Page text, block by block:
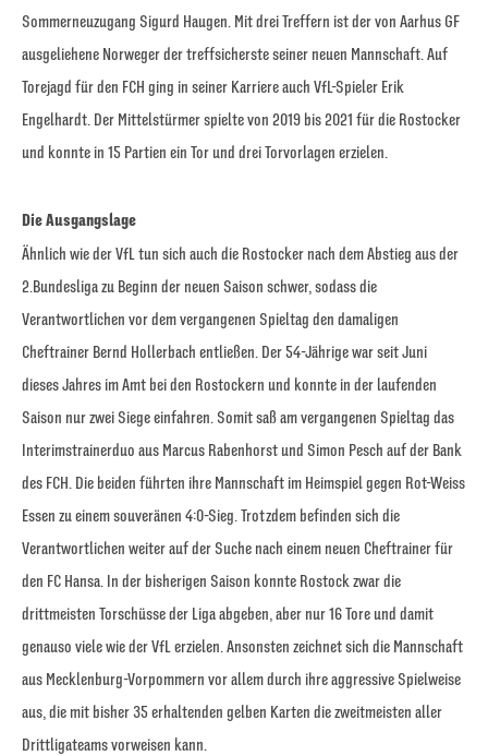
Sommerneuzugang Sigurd Haugen. Mit drei Treffern ist der von Aarhus GF
ausgeliehene Norweger der treffsicherste seiner neuen Mannschaft. Auf
Torejagd für den FCH ging in seiner Karriere auch VfL-Spieler Erik
Engelhardt. Der Mittelstürmer spielte von 2019 bis 2021 für die Rostocker
und konnte in 15 Partien ein Tor und drei Torvorlagen erzielen.
Die Ausgangslage
Ähnlich wie der VfL tun sich auch die Rostocker nach dem Abstieg aus der
2.Bundesliga zu Beginn der neuen Saison schwer, sodass die
Verantwortlichen vor dem vergangenen Spieltag den damaligen
Cheftrainer Bernd Hollerbach entließen. Der 54-Jährige war seit Juni
dieses Jahres im Amt bei den Rostockern und konnte in der laufenden
Saison nur zwei Siege einfahren. Somit saß am vergangenen Spieltag das
Interimstrainerduo aus Marcus Rabenhorst und Simon Pesch auf der Bank
des FCH. Die beiden führten ihre Mannschaft im Heimspiel gegen Rot-Weiss
Essen zu einem souveränen 4:0-Sieg. Trotzdem befinden sich die
Verantwortlichen weiter auf der Suche nach einem neuen Cheftrainer für
den FC Hansa. In der bisherigen Saison konnte Rostock zwar die
drittmeisten Torschüsse der Liga abgeben, aber nur 16 Tore und damit
genauso viele wie der VfL erzielen. Ansonsten zeichnet sich die Mannschaft
aus Mecklenburg-Vorpommern vor allem durch ihre aggressive Spielweise
aus, die mit bisher 35 erhaltenden gelben Karten die zweitmeisten aller
Drittligateams vorweisen kann.